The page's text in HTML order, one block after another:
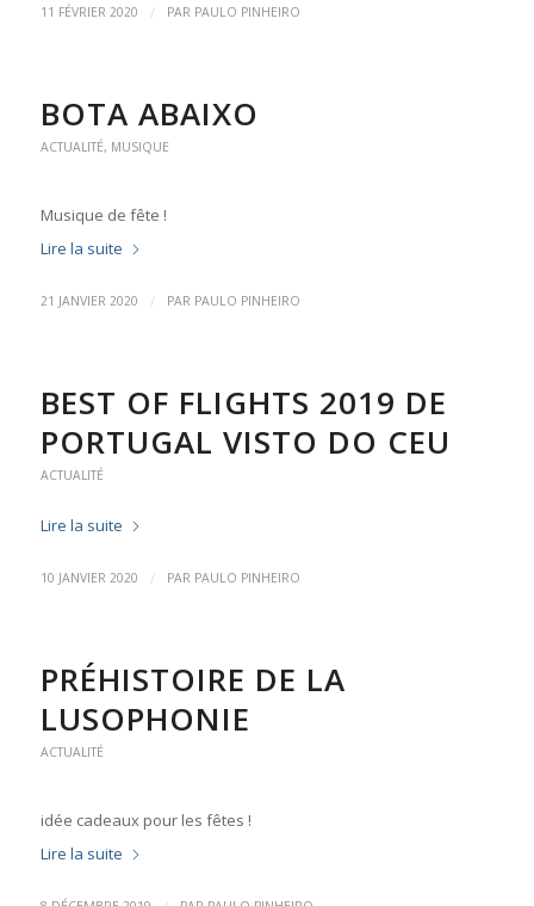
11 FÉVRIER 2020 / PAR PAULO PINHEIRO
BOTA ABAIXO
ACTUALITÉ, MUSIQUE
Musique de fête !
Lire la suite
21 JANVIER 2020 / PAR PAULO PINHEIRO
BEST OF FLIGHTS 2019 DE
PORTUGAL VISTO DO CEU
ACTUALITÉ
Lire la suite
10 JANVIER 2020 / PAR PAULO PINHEIRO
PRÉHISTOIRE DE LA
LUSOPHONIE
ACTUALITÉ
idée cadeaux pour les fêtes !
Lire la suite